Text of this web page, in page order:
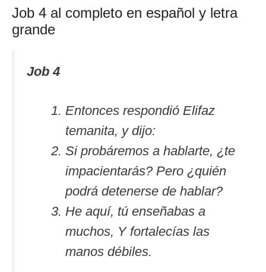
Job 4 al completo en español y letra
grande
Job 4
Entonces respondió Elifaz
temanita, y dijo:
Si probáremos a hablarte, ¿te
impacientarás? Pero ¿quién
podrá detenerse de hablar?
He aquí, tú enseñabas a
muchos, Y fortalecías las
manos débiles.